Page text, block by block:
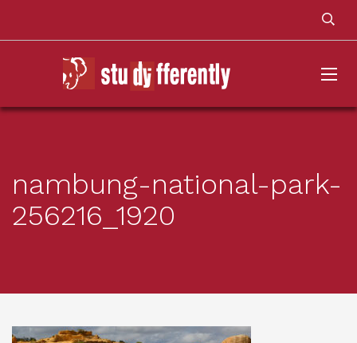
nambung-national-park-
256216_1920